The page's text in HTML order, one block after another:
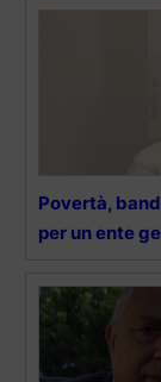
Povertà,
per un ente